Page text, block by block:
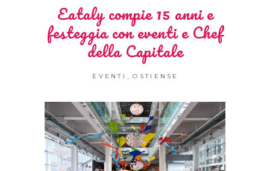
Eataly compie 15 anni e
festeggia con eventi e Chef
della Capitale
EVENTI OSTIENSE